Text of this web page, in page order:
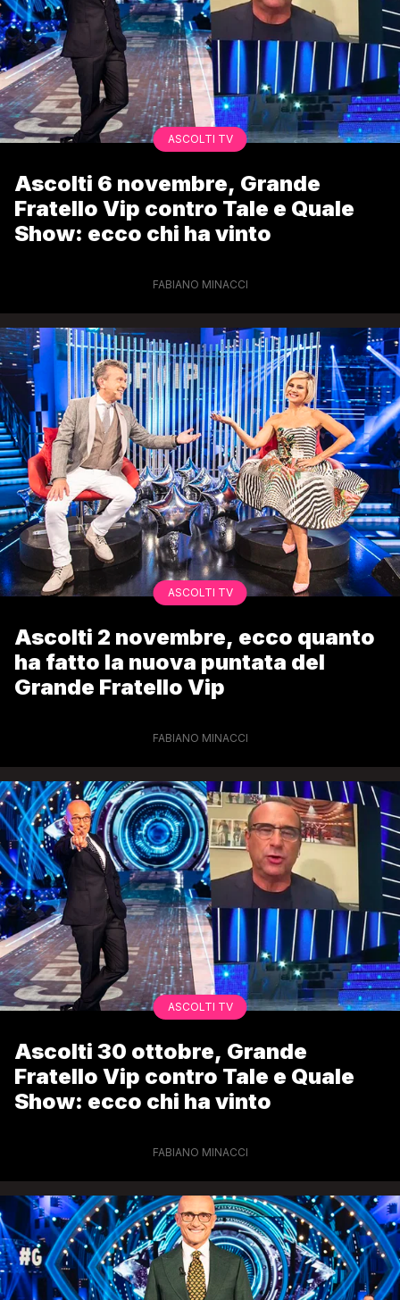
ASCOLTI TV
Ascolti 6 novembre, Grande
Fratello Vip contro Tale e Quale
Show: ecco chi ha vinto
FABIANO MINACCI
ASCOLTI TV
Ascolti 2 novembre, ecco quanto
ha fatto la nuova puntata del
Grande Fratello Vip
FABIANO MINACCI
ASCOLTI TV
Ascolti 30 ottobre, Grande
Fratello Vip contro Tale e Quale
Show: ecco chi ha vinto
FABIANO MINACCI